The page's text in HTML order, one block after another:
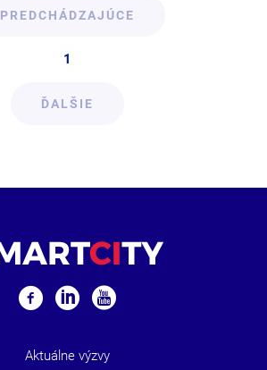
PREDCHÁDZAJÚCE
1
ĎALŠIE
Aktuálne výzvy